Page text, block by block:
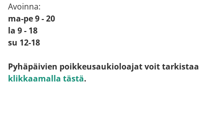
Avoinna:
ma-pe 9 - 20
la 9 - 18
su 12-18
Pyhäpäivien poikkeusaukioloajat voit tarkistaa
klikkaamalla tästä.